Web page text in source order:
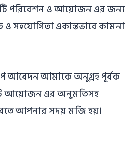
পরিবেশন ও আয়োজন এর জন্য
একান্তভাবে কামনা
আবেদন আমাকে অনুগ্রহ পূর্বক
আয়োজন এর অনুমতিসহ
আপনার সদয় মর্জি হয়।